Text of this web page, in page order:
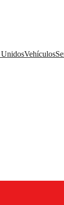
UnidosVehículos